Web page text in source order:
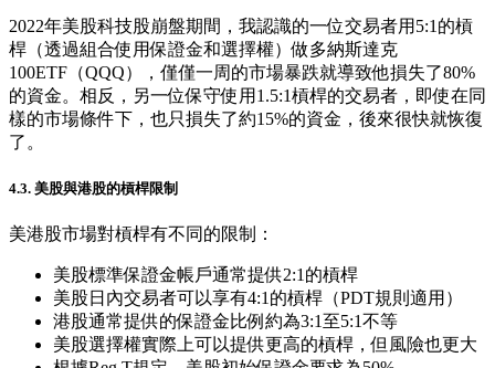
2022年美股科技股崩盤期間，我認識的一位交易者用5:1的槓
桿（透過組合使用保證金和選擇權）做多納斯達克
100ETF（QQQ），僅僅一周的市場暴跌就導致他損失了80%
的資金。相反，另一位保守使用1.5:1槓桿的交易者，即使在同
樣的市場條件下，也只損失了約15%的資金，後來很快就恢復
了。
4.3. 美股與港股的槓桿限制
美港股市場對槓桿有不同的限制：
美股標準保證金帳戶通常提供2:1的槓桿
美股日內交易者可以享有4:1的槓桿（PDT規則適用）
港股通常提供的保證金比例約為3:1至5:1不等
美股選擇權實際上可以提供更高的槓桿，但風險也更大